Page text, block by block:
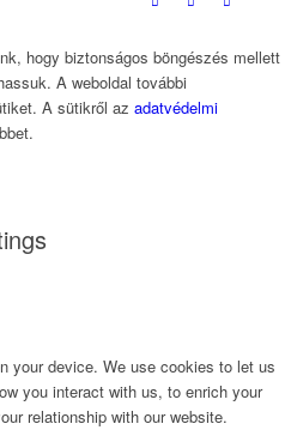
hogy biztonságos böngészés mellett
A weboldal további
A sütikről az adatvédelmi
your device. We use cookies to let us
you interact with us, to enrich your
relationship with our website.